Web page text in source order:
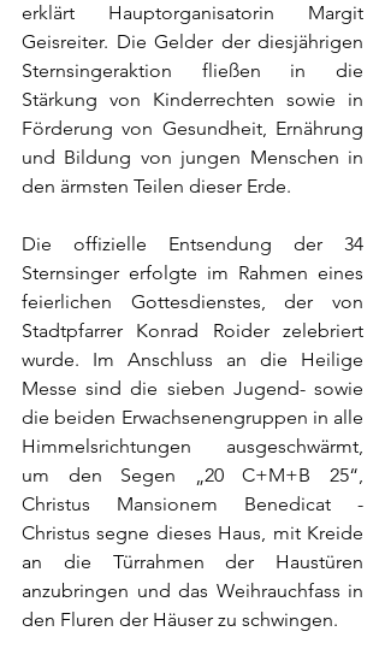
erklärt Hauptorganisatorin Margit
Geisreiter. Die Gelder der diesjährigen
Sternsingeraktion fließen in die
Stärkung von Kinderrechten sowie in
Förderung von Gesundheit, Ernährung
und Bildung von jungen Menschen in
den ärmsten Teilen dieser Erde.
Die offizielle Entsendung der 34
Sternsinger erfolgte im Rahmen eines
feierlichen Gottesdienstes, der von
Stadtpfarrer Konrad Roider zelebriert
wurde. Im Anschluss an die Heilige
Messe sind die sieben Jugend- sowie
die beiden Erwachsenengruppen in alle
Himmelsrichtungen ausgeschwärmt,
um den Segen „20 C+M+B 25“,
Christus Mansionem Benedicat -
Christus segne dieses Haus, mit Kreide
an die Türrahmen der Haustüren
anzubringen und das Weihrauchfass in
den Fluren der Häuser zu schwingen.